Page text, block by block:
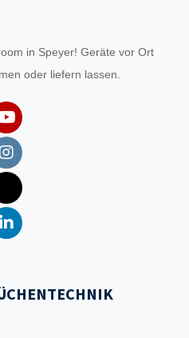
in Speyer! Geräte vor Ort
oder liefern lassen.